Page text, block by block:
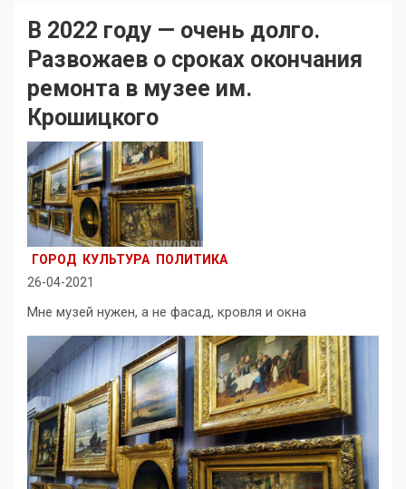
В 2022 году — очень долго.
Развожаев о сроках окончания
ремонта в музее им.
Крошицкого
ГОРОД КУЛЬТУРА
ПОЛИТИКА
26-04-2021
Мне музей нужен, а не фасад, кровля и окна